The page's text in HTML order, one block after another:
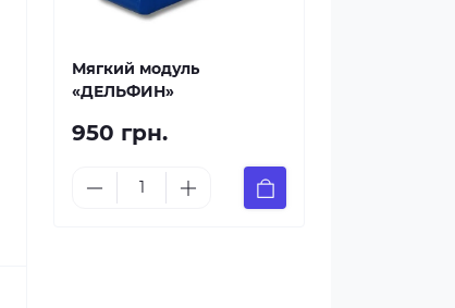
Мягкий модуль
«ДЕЛЬФИН»
950 грн.